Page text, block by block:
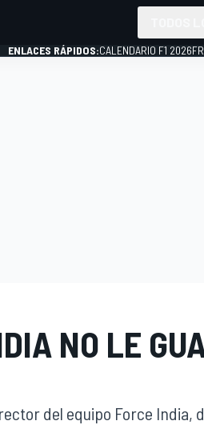
ENLACES RÁPIDOS:CALENDARIO F1 2026
NO LE
del equipo Force India,